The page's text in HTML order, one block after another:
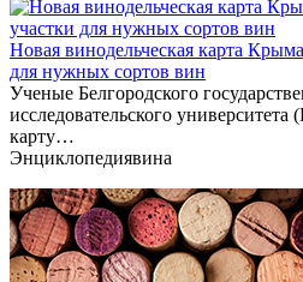
Новая винодельческая карта
для нужных сортов вин
Ученые Белгородского
исследовательского
карту…
Энциклопедиявина